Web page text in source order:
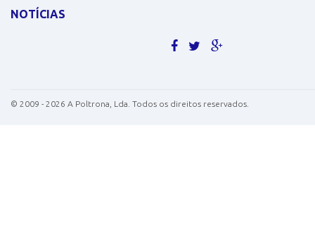
© 2009 - 2026 A Poltrona, Lda. Todos os direitos reservados.
NOTÍCIAS